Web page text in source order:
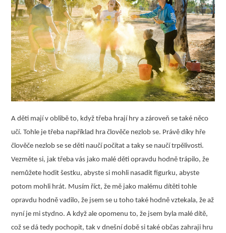
A děti mají v oblibě to, když třeba hrají hry a zároveň se také něco
učí. Tohle je třeba například hra člověče nezlob se. Právě díky hře
člověče nezlob se se děti naučí počítat a taky se naučí trpělivosti.
Vezměte si, jak třeba vás jako malé děti opravdu hodně trápilo, že
nemůžete hodit šestku, abyste si mohli nasadit figurku, abyste
potom mohli hrát. Musím říct, že mě jako malému dítěti tohle
opravdu hodně vadilo, že jsem se u toho také hodně vztekala, že až
nyní je mi stydno. A když ale opomenu to, že jsem byla malé dítě,
což se dá tedy pochopit, tak v dnešní době si také občas zahraji hru